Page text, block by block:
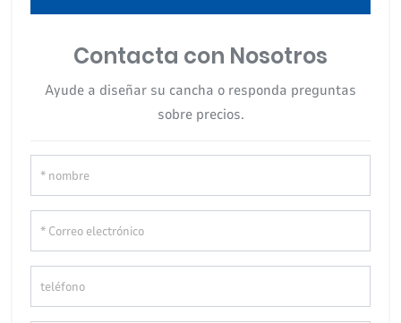
Contacta con Nosotros
Ayude a diseñar su cancha o responda preguntas
sobre precios.